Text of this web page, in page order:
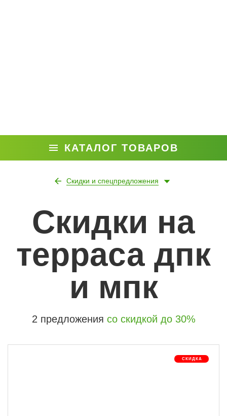
КАТАЛОГ ТОВАРОВ
Скидки и спецпредложения
Скидки на
терраса дпк
и мпк
2 предложения со скидкой до 30%